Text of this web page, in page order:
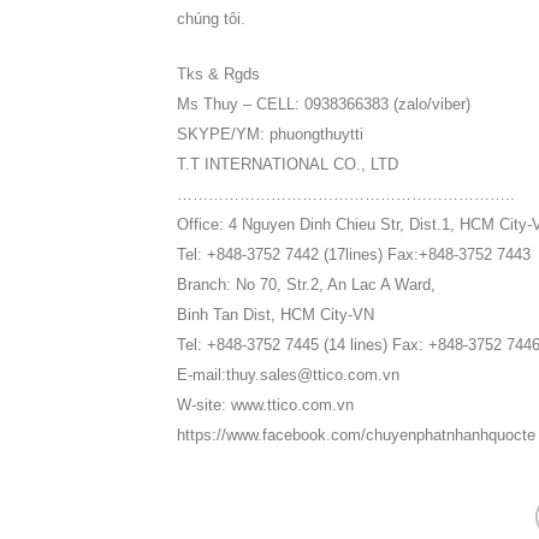
chúng tôi.
Tks & Rgds
Ms Thuy – CELL: 0938366383 (zalo/viber)
SKYPE/YM: phuongthuytti
T.T INTERNATIONAL CO., LTD
Office: 4 Nguyen Dinh Chieu Str, Dist.1, HCM City-
Tel: +848-3752 7442 (17lines) Fax:+848-3752 7443
Branch: No 70, Str.2, An Lac A Ward,
Binh Tan Dist, HCM City-VN
Tel: +848-3752 7445 (14 lines) Fax: +848-3752 7446
E-mail:thuy.sales@ttico.com.vn
W-site: www.ttico.com.vn
https://www.facebook.com/chuyenphatnhanhquocte